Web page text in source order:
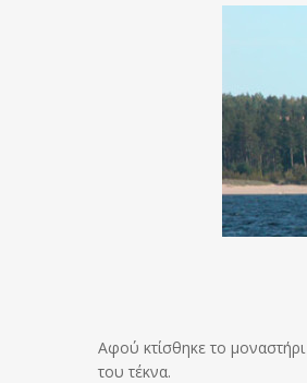
Αφού κτίσθηκε το
του τέκνα.